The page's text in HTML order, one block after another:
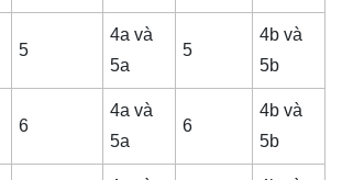
5
4a và
5a
5
4b và
5b
6
4a và
5a
6
4b và
5b